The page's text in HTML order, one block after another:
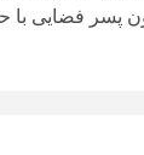
پسر فضایی با